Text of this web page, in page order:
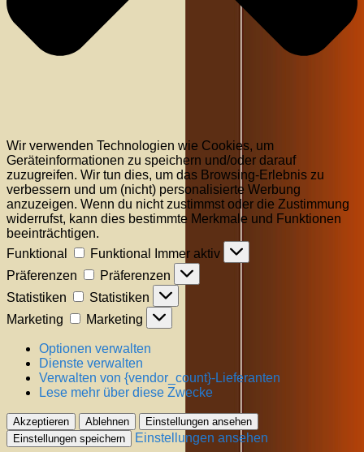
Wir verwenden Technologien wie Cookies, um
Geräteinformationen zu speichern und/oder darauf
zuzugreifen. Wir tun dies, um das Browsing-Erlebnis zu
verbessern und um (nicht) personalisierte Werbung
anzuzeigen. Wenn du nicht zustimmst oder die Zustimmung
widerrufst, kann dies bestimmte Merkmale und Funktionen
beeinträchtigen.
Funktional
Funktional
Immer aktiv
Präferenzen
Präferenzen
Statistiken
Statistiken
Marketing
Marketing
Optionen verwalten
Dienste verwalten
Verwalten von {vendor_count}-Lieferanten
Lese mehr über diese Zwecke
Akzeptieren Ablehnen
Einstellungen ansehen
Einstellungen speichern
Einstellungen ansehen